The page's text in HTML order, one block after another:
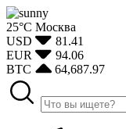
25°С Москва
USD
81.41
EUR
94.06
BTC
64,687.97